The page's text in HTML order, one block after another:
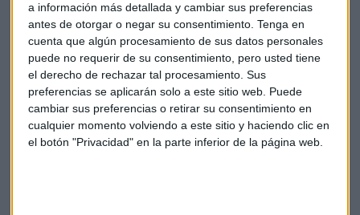
a información más detallada y cambiar sus preferencias
antes de otorgar o negar su consentimiento. Tenga en
cuenta que algún procesamiento de sus datos personales
puede no requerir de su consentimiento, pero usted tiene
el derecho de rechazar tal procesamiento. Sus
preferencias se aplicarán solo a este sitio web. Puede
cambiar sus preferencias o retirar su consentimiento en
cualquier momento volviendo a este sitio y haciendo clic en
el botón "Privacidad" en la parte inferior de la página web.
Cada vez más se precisan trabajadores formados en nuevas
tecnologías incluso en sectores como la construcción, pero
hay muchos jóvenes rechazan porque consideran que son
trabajos penosos, aun cuando hay gran tecnificación en el
sector.
Sobre la cobertura de vacantes Barceló apuntaba “mas del
70% de las pymes nos dicen que tienen necesidades de